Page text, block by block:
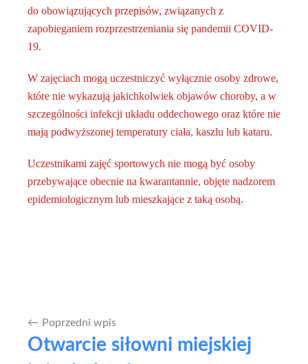
do obowiązujących przepisów, związanych z
zapobieganiem rozprzestrzeniania się pandemii COVID-
19.
W zajęciach mogą uczestniczyć wyłącznie osoby zdrowe,
które nie wykazują jakichkolwiek objawów choroby, a w
szczególności infekcji układu oddechowego oraz które nie
mają podwyższonej temperatury ciała, kaszlu lub kataru.
Uczestnikami zajęć sportowych nie mogą być osoby
przebywające obecnie na kwarantannie, objęte nadzorem
epidemiologicznym lub mieszkające z taką osobą.
Nawigacja
wpisu
Poprzedni wpis
Otwarcie siłowni miejskiej